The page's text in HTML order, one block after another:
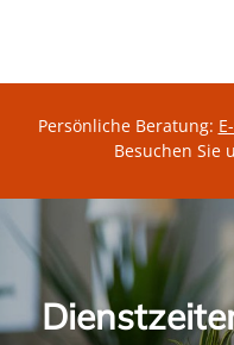
Persönliche Beratung:
Besuchen Sie